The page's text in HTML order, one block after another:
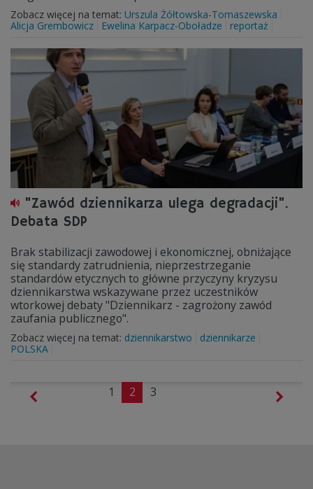
Zobacz więcej na temat: Urszula Żółtowska-Tomaszewska
Alicja Grembowicz
Ewelina Karpacz-Oboładze reportaż
"Zawód dziennikarza ulega degradacji".
Debata SDP
Brak stabilizacji zawodowej i ekonomicznej, obniżające
się standardy zatrudnienia, nieprzestrzeganie
standardów etycznych to główne przyczyny kryzysu
dziennikarstwa wskazywane przez uczestników
wtorkowej debaty "Dziennikarz - zagrożony zawód
zaufania publicznego".
Zobacz więcej na temat: dziennikarstwo
dziennikarze
POLSKA
1 2 3